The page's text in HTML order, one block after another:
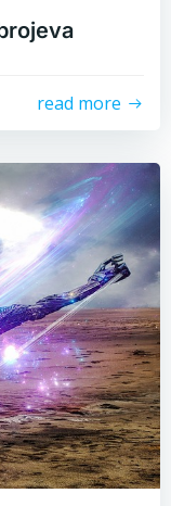
read more